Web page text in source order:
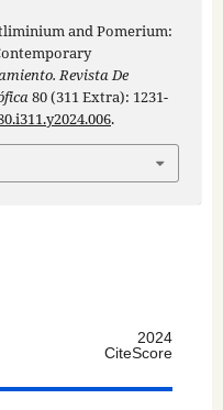
and Pomerium:
Revista De
80 (311 Extra): 1231-
.
2024
CiteScore